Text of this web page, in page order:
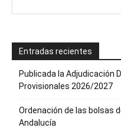
Entradas recientes
Publicada la Adjudicación
Provisionales 2026/2027
Ordenación de las bolsas
Andalucía